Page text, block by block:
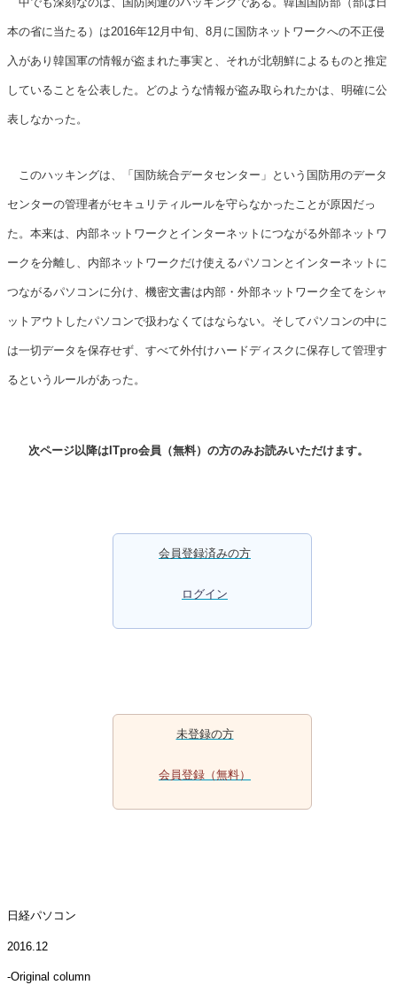
本の省に当たる）は2016年12月中旬、8月に国防ネットワークへの不正侵
入があり韓国軍の情報が盗まれた事実と、それが北朝鮮によるものと推定
していることを公表した。どのような情報が盗み取られたかは、明確に公
表しなかった。
このハッキングは、「国防統合データセンター」という国防用のデータ
センターの管理者がセキュリティルールを守らなかったことが原因だっ
た。本来は、内部ネットワークとインターネットにつながる外部ネットワ
ークを分離し、内部ネットワークだけ使えるパソコンとインターネットに
つながるパソコンに分け、機密文書は内部・外部ネットワーク全てをシャ
ットアウトしたパソコンで扱わなくてはならない。そしてパソコンの中に
は一切データを保存せず、すべて外付けハードディスクに保存して管理す
るというルールがあった。
次ページ以降はITpro会員（無料）の方のみお読みいただけます。
会員登録済みの方
ログイン
未登録の方
会員登録 （無料）
日経パソコン
2016.12
-Original column